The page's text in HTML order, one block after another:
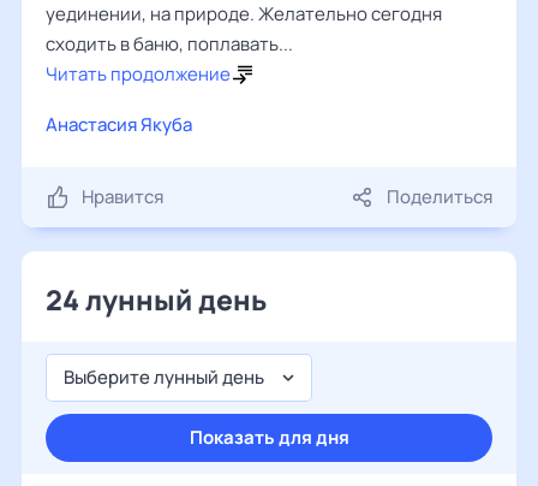
уединении, на природе. Желательно сегодня
сходить в баню, поплавать...
Читать продолжение
Анастасия Якуба
Нравится Поделиться
24 лунный день
Выберите лунный день
Показать для дня